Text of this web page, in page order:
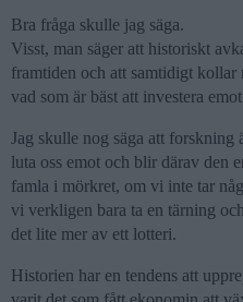
Bra fråga skulle jag säga.
Visst, man säger att historiskt
framtiden och att samtidigt
vad som är bäst att investera
Jag skulle nog säga att forskning
luta oss emot och blir därav den
famla i mörkret, om vi inte tar
vi verkligen bara ta en tärning
det lite mer av ett lotteri.
Historien har en tendens att